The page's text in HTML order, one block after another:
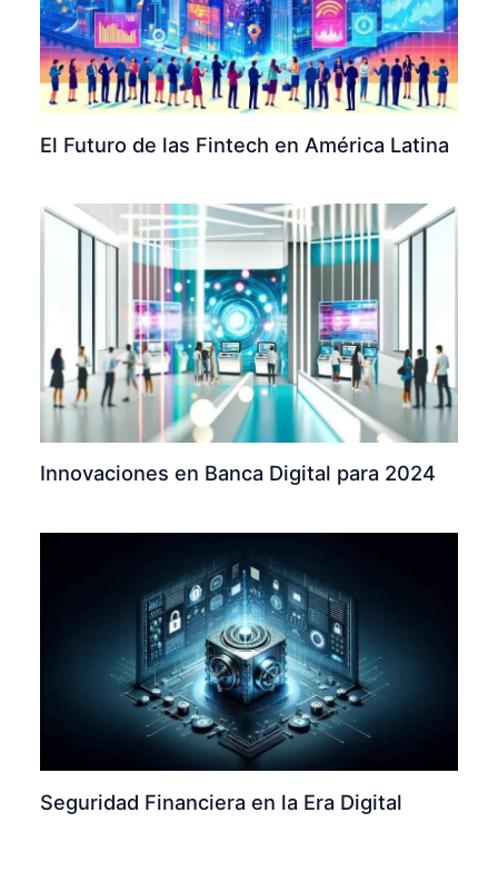
El Futuro de las Fintech en América Latina
Innovaciones en Banca Digital para 2024
Seguridad Financiera en la Era Digital